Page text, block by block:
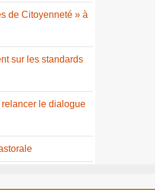
de Citoyenneté » à
sur les standards
relancer le dialogue